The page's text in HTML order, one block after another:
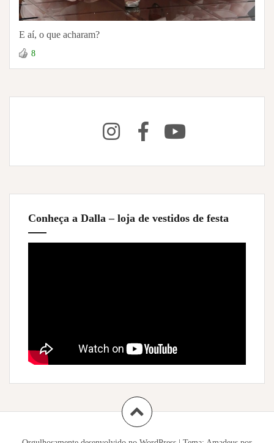
E aí, o que acharam?
8
Conheça a Dalla – loja de vestidos de festa